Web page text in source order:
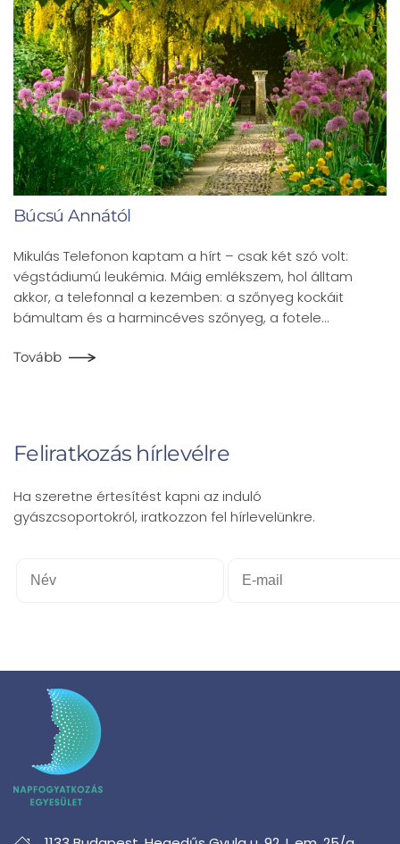
Búcsú Annától
Mikulás Telefonon kaptam a hírt – csak két szó volt:
végstádiumú leukémia. Máig emlékszem, hol álltam
akkor, a telefonnal a kezemben: a szőnyeg kockáit
bámultam és a harmincéves szőnyeg, a fotele…
Tovább
Feliratkozás hírlevélre
Ha szeretne értesítést kapni az induló
gyászcsoportokról, iratkozzon fel hírlevelünkre.